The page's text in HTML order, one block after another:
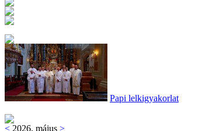
Papi lelkigyakorlat
< 2026. május >